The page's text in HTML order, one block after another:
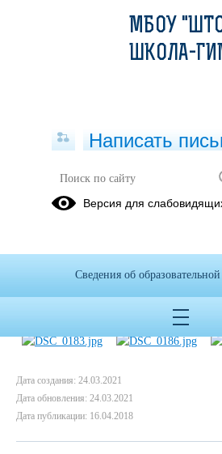
Митинг, посвященный
освобождению
Дата создания: 24.03.2021
Дата обновления: 24.03.2021
Дата публикации: 16.04.2018
МБОУ
ШКОЛА-
Написать
Версия для
Сведения об